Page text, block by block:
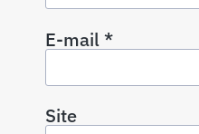
E-mail*
Site